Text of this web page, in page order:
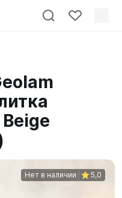
Нет в наличии 5,0